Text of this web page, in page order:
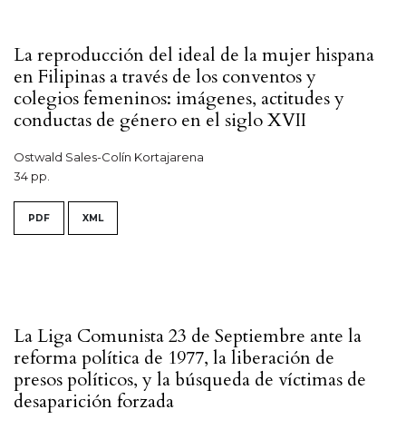
La reproducción del ideal de la mujer hispana
en Filipinas a través de los conventos y
colegios femeninos: imágenes, actitudes y
conductas de género en el siglo XVII
Ostwald Sales-Colín Kortajarena
34 pp.
PDF XML
La Liga Comunista 23 de Septiembre ante la
reforma política de 1977, la liberación de
presos políticos, y la búsqueda de víctimas de
desaparición forzada